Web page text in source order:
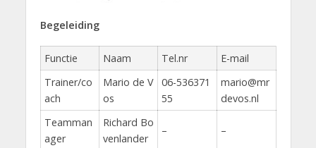
Begeleiding
Functie Naam Tel.nr
E-mail
Trainer/co
ach
Mario de V
os
06-536371
55
mario@mr
devos.nl
Teamman
ager
Richard Bo
venlander
– –